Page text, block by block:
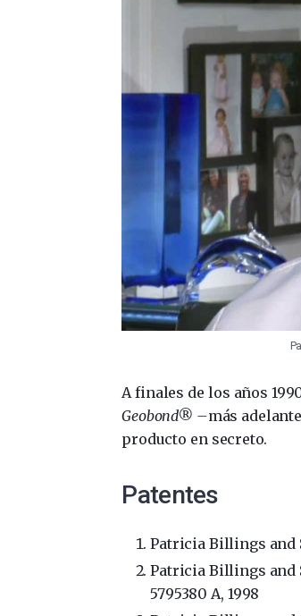
A finales de los años
Geobond® –más
producto en secreto.
Patentes
Patricia Billings and
Patricia Billings and
5795380 A, 1998